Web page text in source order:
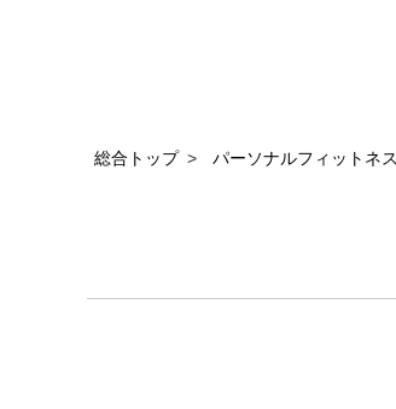
総合トップ パーソナルフィットネ